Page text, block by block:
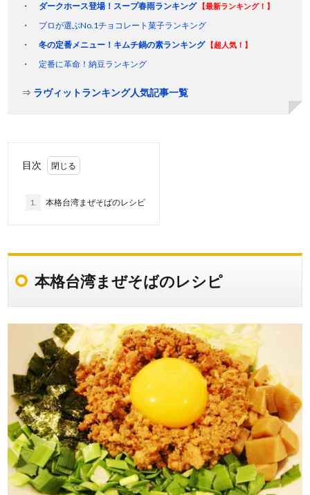
ダークホース登場！スープ春雨ランキング 【最新ランキング！】
プロが選ぶNo.1チョコレート菓子ランキング
冬の定番メニュー！キムチ鍋の素ランキング
【超人気！】
定番に革命！納豆ランキング
⇒ ラヴィットランキング人気記事一覧
目次
1. 本格台湾まぜそばのレシピ
本格台湾まぜそばのレシピ